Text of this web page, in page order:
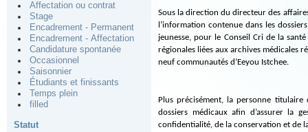
Affectation ou contrat
Stage
Encadrement - Permanent
Encadrement - Affectation
Candidature spontanée
Occasionnel
Saisonnier
Étudiants et finissants
Temps plein
filled
Statut
Sous la direction du directeur des
l’information contenue dans les
jeunesse, pour le Conseil Cri de la
régionales liées aux archives médicales
neuf communautés d’Eeyou Istchee.
Plus précisément, la personne
dossiers médicaux afin d’assurer la
confidentialité, de la conservation et de